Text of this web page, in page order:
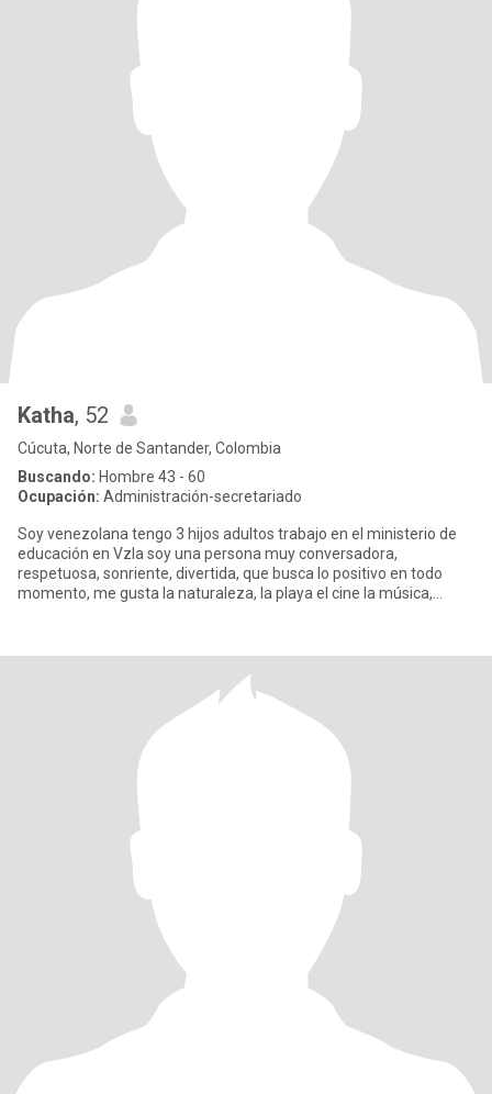
Katha, 52
Cúcuta, Norte de Santander, Colombia
Buscando: Hombre 43 - 60
Ocupación: Administración-secretariado
Soy venezolana tengo 3 hijos adultos trabajo en el ministerio de
educación en Vzla soy una persona muy conversadora,
respetuosa, sonriente, divertida, que busca lo positivo en todo
momento, me gusta la naturaleza, la playa el cine la música,